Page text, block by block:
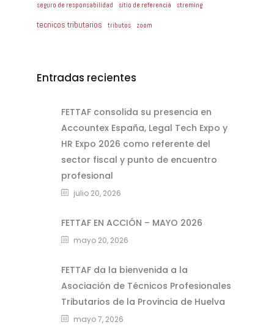
seguro de responsabilidad sitio de referencia streming
tecnicos tributarios tributos zoom
Entradas recientes
FETTAF consolida su presencia en
Accountex España, Legal Tech Expo y
HR Expo 2026 como referente del
sector fiscal y punto de encuentro
profesional
julio 20, 2026
FETTAF EN ACCIÓN – MAYO 2026
mayo 20, 2026
FETTAF da la bienvenida a la
Asociación de Técnicos Profesionales
Tributarios de la Provincia de Huelva
mayo 7, 2026